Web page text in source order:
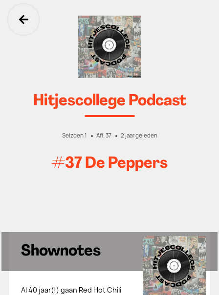
Ga terug
Hitjescollege Podcast
Seizoen 1 Afl. 37 2 jaar geleden
#37 De Peppers
Shownotes
Al 40 jaar(!) gaan Red Hot Chili